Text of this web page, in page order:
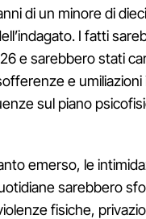
di un minore di
I fatti
e sarebbero stati
e umiliazioni
sul piano
emerso, le
sarebbero
fisiche,